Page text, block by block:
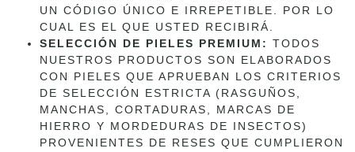
UN CÓDIGO ÚNICO E IRREPETIBLE. POR LO
CUAL ES EL QUE USTED RECIBIRÁ.
SELECCIÓN DE PIELES PREMIUM: TODOS
NUESTROS PRODUCTOS SON ELABORADOS
CON PIELES QUE APRUEBAN LOS CRITERIOS
DE SELECCIÓN ESTRICTA (RASGUÑOS,
MANCHAS, CORTADURAS, MARCAS DE
HIERRO Y MORDEDURAS DE INSECTOS)
PROVENIENTES DE RESES QUE CUMPLIERON